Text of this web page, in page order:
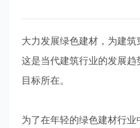
大力发展绿色建材，为建筑
这是当代建筑行业的发展
目标所在。
为了在年轻的绿色建材行